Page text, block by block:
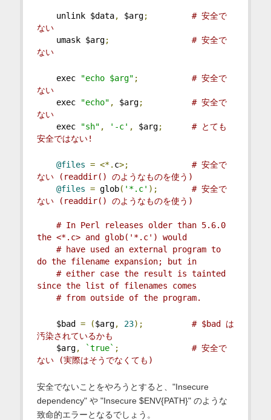
unlink $data, $arg;
# 安全で
ない
umask $arg;
# 安全で
ない
exec "echo $arg" ;
# 安全で
ない
exec
"echo" , $arg;
# 安全で
ない
exec
"sh" , '-c' , $arg;
# とても
安全ではない!
@files = <*. c>;
# 安全で
ない (readdir() のようなものを使う)
@files = glob( '*.c' );
# 安全で
ない (readdir() のようなものを使う)
# In Perl releases older than 5.6.0
the <*.c> and glob('*.c') would
# have used an external program to
do the filename expansion; but in
# either case the result is tainted
since the list of filenames comes
# from outside of the program.
$bad = ($arg, 23);
# $bad は
汚染されているかも
$arg, `true` ;
# 安全で
ない (実際はそうでなくても)
安全でないことをやろうとすると、"Insecure
dependency" や "Insecure $ENV{PATH}" のような
致命的エラーとなるでしょう。